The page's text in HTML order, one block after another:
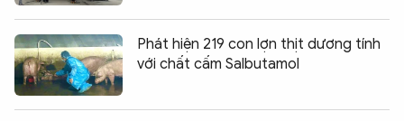
Phát hiện 219 con lợn thịt dương tính
với chất cấm Salbutamol